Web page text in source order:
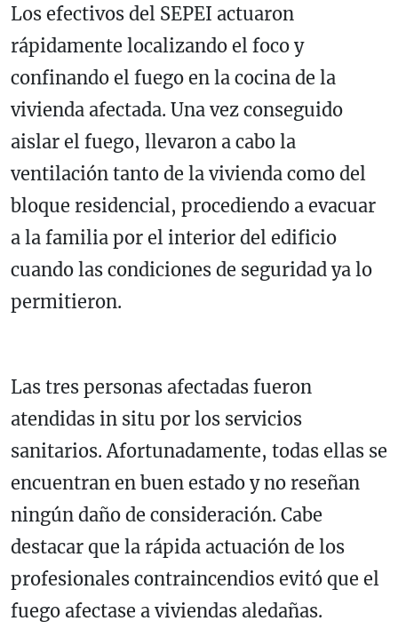
Los efectivos del SEPEI actuaron
rápidamente localizando el foco y
confinando el fuego en la cocina de la
vivienda afectada. Una vez conseguido
aislar el fuego, llevaron a cabo la
ventilación tanto de la vivienda como del
bloque residencial, procediendo a evacuar
a la familia por el interior del edificio
cuando las condiciones de seguridad ya lo
permitieron.
Las tres personas afectadas fueron
atendidas in situ por los servicios
sanitarios. Afortunadamente, todas ellas se
encuentran en buen estado y no reseñan
ningún daño de consideración. Cabe
destacar que la rápida actuación de los
profesionales contraincendios evitó que el
fuego afectase a viviendas aledañas.